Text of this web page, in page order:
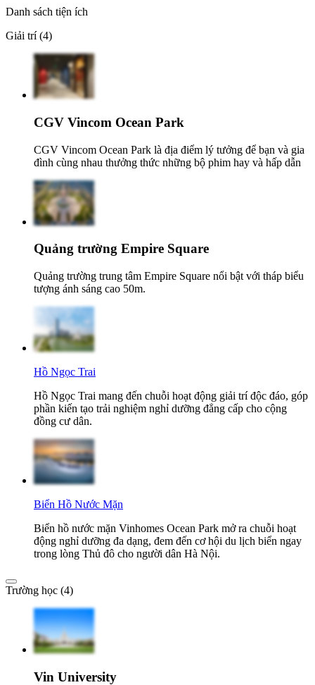
Danh sách tiện ích
Giải trí (4)
CGV Vincom Ocean Park
CGV Vincom Ocean Park là địa điểm lý tưởng để bạn và gia
đình cùng nhau thưởng thức những bộ phim hay và hấp dẫn
Quảng trường Empire Square
Quảng trường trung tâm Empire Square nổi bật với tháp biểu
tượng ánh sáng cao 50m.
Hồ Ngọc Trai
Hồ Ngọc Trai mang đến chuỗi hoạt động giải trí độc đáo, góp
phần kiến tạo trải nghiệm nghỉ dưỡng đẳng cấp cho cộng
đồng cư dân.
Biển Hồ Nước Mặn
Biển hồ nước mặn Vinhomes Ocean Park mở ra chuỗi hoạt
động nghỉ dưỡng đa dạng, đem đến cơ hội du lịch biển ngay
trong lòng Thủ đô cho người dân Hà Nội.
Trường học (4)
Vin University